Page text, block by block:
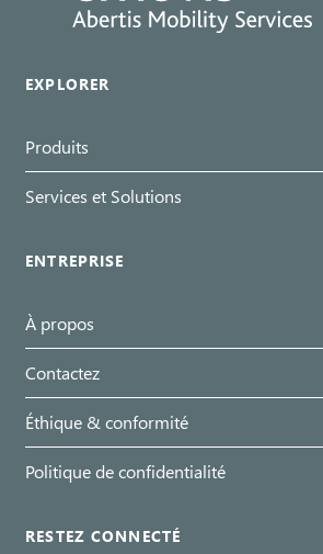
EXPLORER
Produits
Services et Solutions
ENTREPRISE
À propos
Contactez
Éthique & conformité
Politique de confidentialité
RESTEZ CONNECTÉ